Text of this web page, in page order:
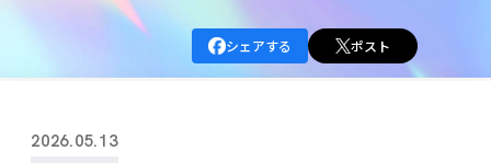
大学理念
大学の概要
大学の歩み
大学の取り組み
学部・大学院TOP
総合福祉学部
共生まちづくり学部
入学試験
シェアする ポスト
2026.05.13